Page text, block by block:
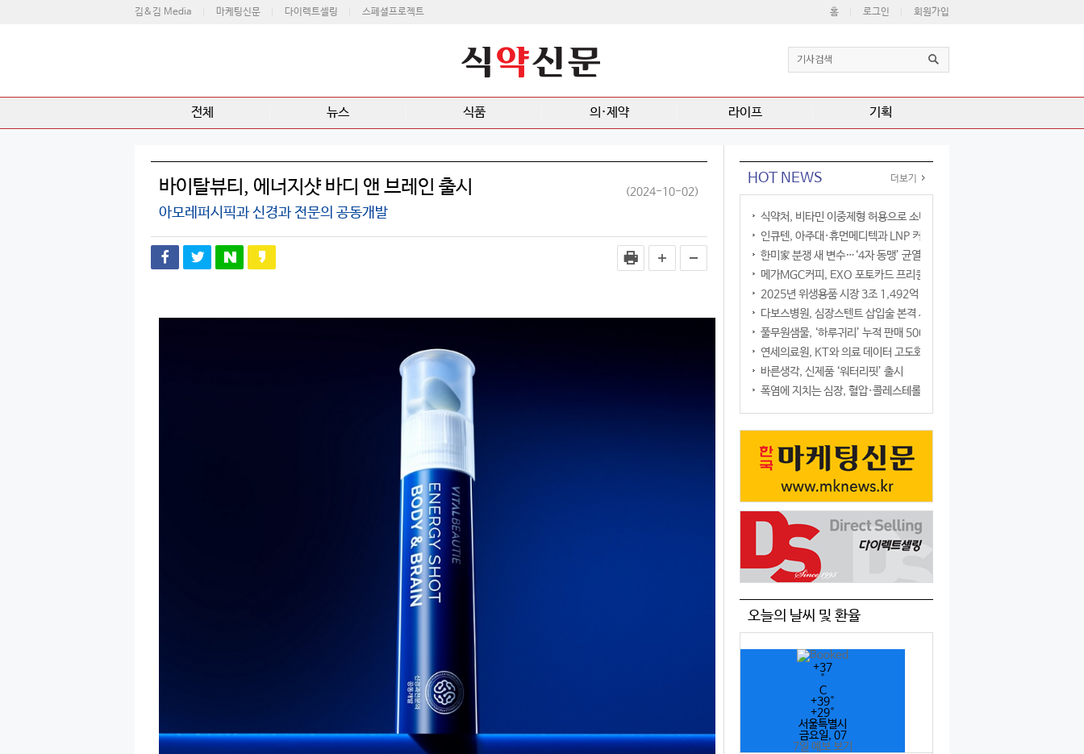
김&김 Media 마케팅신문 다이렉트셀링 스페셜프로젝트 홈 로그인 회원가입
전체 뉴스 식품 의·제약 라이프 기획
바이탈뷰티, 에너지샷 바디 앤 브레인 출시 (2024-10-02)
아모레퍼시픽과 신경과 전문의 공동개발
HOT NEWS 더보기
식약처, 비타민 이중제형 허용으로 소비자 선택권 확대
인큐텐, 아주대·휴먼메디텍과 LNP 커큐민 공동연구
한미家 분쟁 새 변수…‘4자 동맹’ 균열 현실화
메가MGC커피, EXO 포토카드 프리퀀시 이벤트
2025년 위생용품 시장 3조 1,492억 원
다보스병원, 심장스텐트 삽입술 본격 시행
풀무원샘물, ‘하루귀리’ 누적 판매 500만 병 돌파
연세의료원, KT와 의료 데이터 고도화 협력
바른생각, 신제품 ‘워터리핏’ 출시
폭염에 지치는 심장, 혈압·콜레스테롤만 챙기면 될까?
오늘의 날씨 및 환율
+37
°
C
+39°
+29°
서울특별시
금요일, 07
7일 예보 보기